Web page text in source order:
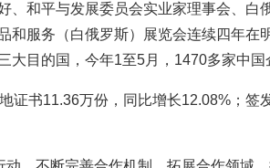
、和平与发展委员会实业家理事会、白
和服务（白俄罗斯）展览会连续四年
目的国，今年1至5月，1470多家中国
证书11.36万份，同比增长12.08%；